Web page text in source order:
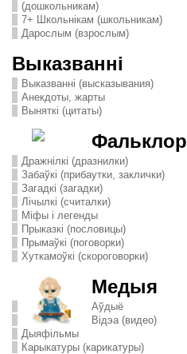
(дошкольникам)
7+ Школьнікам (школьникам)
Дарослым (взрослым)
Выказванні
Выказванні (высказывания)
Анекдоты, жарты
Выняткі (цитаты)
Фальклор
Дражнілкі (дразнилки)
Забаўкі (прибаутки, заклички)
Загадкі (загадки)
Лічылкі (считалки)
Міфы і легенды
Прыказкі (пословицы)
Прымаўкі (поговорки)
Хуткамоўкі (скороговорки)
Медыя
Аўдыё
Відэа (видео)
Дыяфільмы
Карыкатуры (карикатуры)